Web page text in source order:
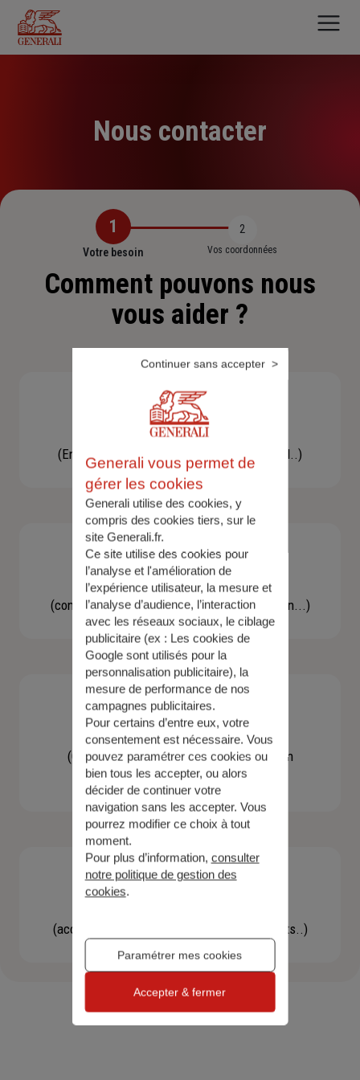
contenu
principal
Nous contacter
1
Votre besoin
2
Vos coordonnées
Comment pouvons nous
vous aider ?
Besoin d'une assistance
(En cas d'accident, bris de glace, un conseil..)
Demande d'information
(concernant une actualité, une réglementation...)
Contacter un agent
(Obtenir un devis, une information, faire un
bilan...)
(accéder à l'espace client, gérer mes contrats..)
Generali vous permet de
gérer les cookies
Generali utilise des cookies, y
compris des cookies tiers, sur le
site Generali.fr.
Ce site utilise des cookies pour
l’analyse et l'amélioration de
l’expérience utilisateur, la mesure et
l’analyse d’audience, l’interaction
avec les réseaux sociaux, le ciblage
publicitaire (ex : Les cookies de
Google sont utilisés pour la
personnalisation publicitaire), la
mesure de performance de nos
campagnes publicitaires.
Pour certains d’entre eux, votre
consentement est nécessaire. Vous
pouvez paramétrer ces cookies ou
bien tous les accepter, ou alors
décider de continuer votre
navigation sans les accepter. Vous
pourrez modifier ce choix à tout
moment.
Pour plus d’information, consulter
notre politique de gestion des
cookies.
Paramétrer mes cookies
Continuer sans accepter
Accepter & fermer